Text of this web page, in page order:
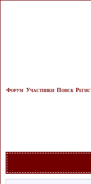
Форум Участники Поиск